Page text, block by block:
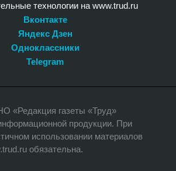
технологии на www.trud.ru
Вконтакте
Яндекс Дзен
Одноклассники
Telegram
«Редакция газеты «Труд»
продукции. При
использовании материалов
обязательна.